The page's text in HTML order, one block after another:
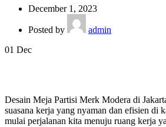
December 1, 2023
Posted by
admin
01 Dec
Desain Meja Partisi Merk Modera di
suasana kerja yang nyaman dan efisien
mulai perjalanan kita menuju ruang kerja